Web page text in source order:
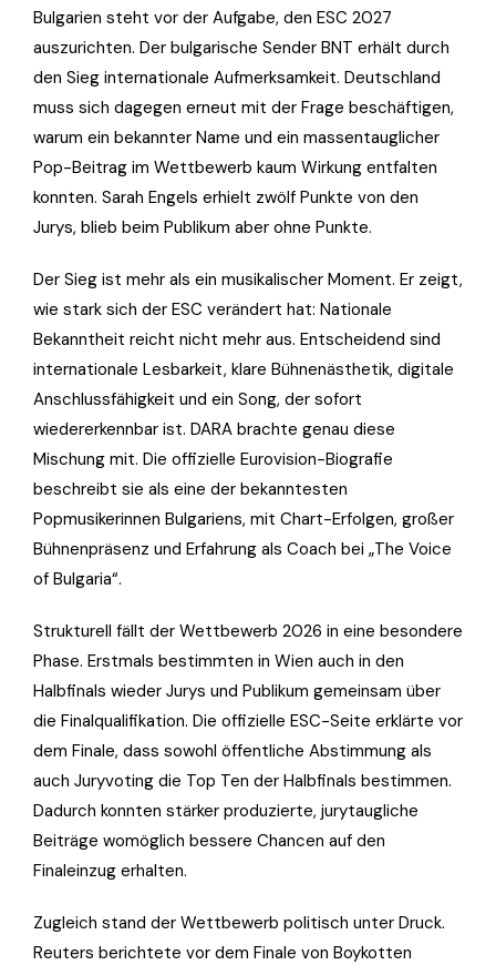
Bulgarien steht vor der Aufgabe, den ESC 2027
auszurichten. Der bulgarische Sender BNT erhält durch
den Sieg internationale Aufmerksamkeit. Deutschland
muss sich dagegen erneut mit der Frage beschäftigen,
warum ein bekannter Name und ein massentauglicher
Pop-Beitrag im Wettbewerb kaum Wirkung entfalten
konnten. Sarah Engels erhielt zwölf Punkte von den
Jurys, blieb beim Publikum aber ohne Punkte.
Der Sieg ist mehr als ein musikalischer Moment. Er zeigt,
wie stark sich der ESC verändert hat: Nationale
Bekanntheit reicht nicht mehr aus. Entscheidend sind
internationale Lesbarkeit, klare Bühnenästhetik, digitale
Anschlussfähigkeit und ein Song, der sofort
wiedererkennbar ist. DARA brachte genau diese
Mischung mit. Die offizielle Eurovision-Biografie
beschreibt sie als eine der bekanntesten
Popmusikerinnen Bulgariens, mit Chart-Erfolgen, großer
Bühnenpräsenz und Erfahrung als Coach bei „The Voice
of Bulgaria“.
Strukturell fällt der Wettbewerb 2026 in eine besondere
Phase. Erstmals bestimmten in Wien auch in den
Halbfinals wieder Jurys und Publikum gemeinsam über
die Finalqualifikation. Die offizielle ESC-Seite erklärte vor
dem Finale, dass sowohl öffentliche Abstimmung als
auch Juryvoting die Top Ten der Halbfinals bestimmen.
Dadurch konnten stärker produzierte, jurytaugliche
Beiträge womöglich bessere Chancen auf den
Finaleinzug erhalten.
Zugleich stand der Wettbewerb politisch unter Druck.
Reuters berichtete vor dem Finale von Boykotten